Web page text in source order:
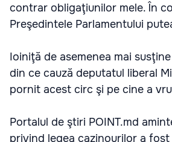
contrar obligaţiunilor mele. În
Preşedintele Parlamentului
Ioiniţă de asemenea mai
din ce cauză deputatul liberal
pornit acest circ şi pe cine a
Portalul de ştiri POINT.md
privind legea cazinourilor a